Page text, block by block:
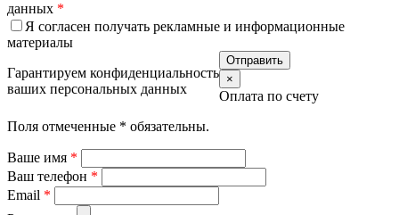
данных *
Я согласен получать рекламные и информационные
материалы
Гарантируем конфиденциальность
ваших персональных данных
×
Оплата по счету
Поля отмеченные * обязательны.
Ваше имя *
Ваш телефон *
Email *